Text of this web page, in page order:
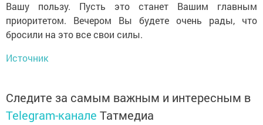
Вашу пользу. Пусть это станет Вашим главным
приоритетом. Вечером Вы будете очень рады, что
бросили на это все свои силы.
Источник
Следите за самым важным и интересным в
Telegram-канале Татмедиа